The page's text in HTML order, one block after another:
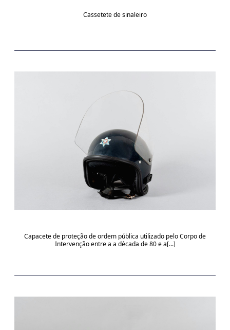
Cassetete de sinaleiro
Capacete de proteção de ordem pública utilizado pelo Corpo de
Intervenção entre a a década de 80 e a[...]